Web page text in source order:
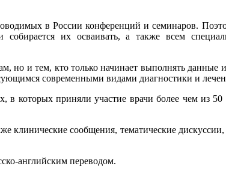
в России конференций и семинаров.
их осваивать, а также всем
но и тем, кто только начинает выполнять данные
современными видами диагностики и
которых приняли участие врачи более чем из
клинические сообщения, тематические
английским переводом.